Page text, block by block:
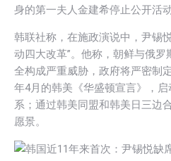
身的第一夫人金建希停止公开活动
韩联社称，在施政演说中，尹锡
动四大改革”。他称，朝鲜与俄
全构成严重威胁，政府将严密制
年4月的韩美《华盛顿宣言》，
系；通过韩美同盟和韩美日三边
愿景。